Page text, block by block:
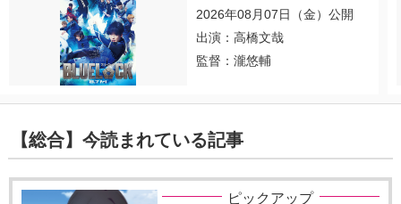
2026年08月07日（金）公開
出演：高橋文哉
監督：瀧悠輔
【総合】今読まれている記事
ピックアップ